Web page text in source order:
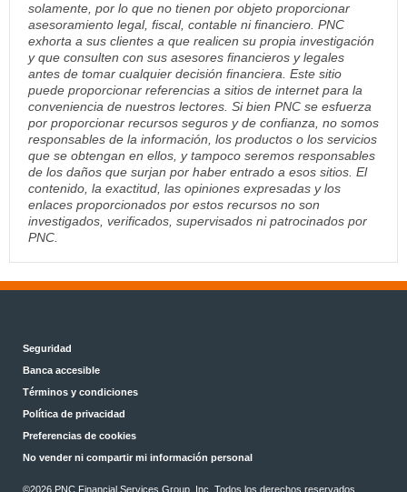
solamente, por lo que no tienen por objeto proporcionar
asesoramiento legal, fiscal, contable ni financiero. PNC
exhorta a sus clientes a que realicen su propia investigación
y que consulten con sus asesores financieros y legales
antes de tomar cualquier decisión financiera. Este sitio
puede proporcionar referencias a sitios de internet para la
conveniencia de nuestros lectores. Si bien PNC se esfuerza
por proporcionar recursos seguros y de confianza, no somos
responsables de la información, los productos o los servicios
que se obtengan en ellos, y tampoco seremos responsables
de los daños que surjan por haber entrado a esos sitios. El
contenido, la exactitud, las opiniones expresadas y los
enlaces proporcionados por estos recursos no son
investigados, verificados, supervisados ni patrocinados por
PNC.
Seguridad
Banca accesible
Términos y condiciones
Política de privacidad
Preferencias de cookies
No vender ni compartir mi información personal
©2026 PNC Financial Services Group, Inc. Todos los derechos reservados.